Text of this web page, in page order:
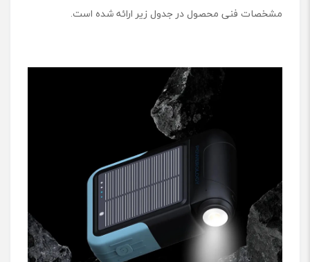
مشخصات فنی محصول در جدول زیر ارائه شده است.